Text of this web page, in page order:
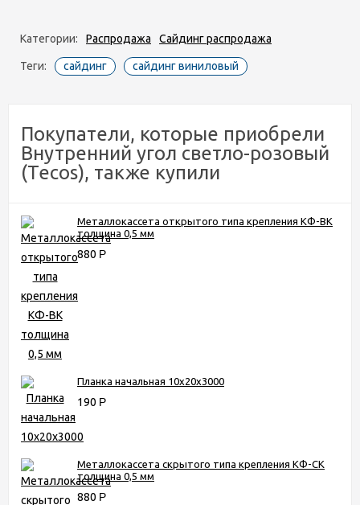
Категории: Распродажа Сайдинг распродажа
Теги: сайдинг сайдинг виниловый
Покупатели, которые приобрели
Внутренний угол светло-розовый
(Tecos), также купили
Металлокассета открытого типа крепления КФ-ВК
толщина 0,5 мм
880 Р
Планка начальная 10х20х3000
190 Р
Металлокассета скрытого типа крепления КФ-СК
толщина 0,5 мм
880 Р